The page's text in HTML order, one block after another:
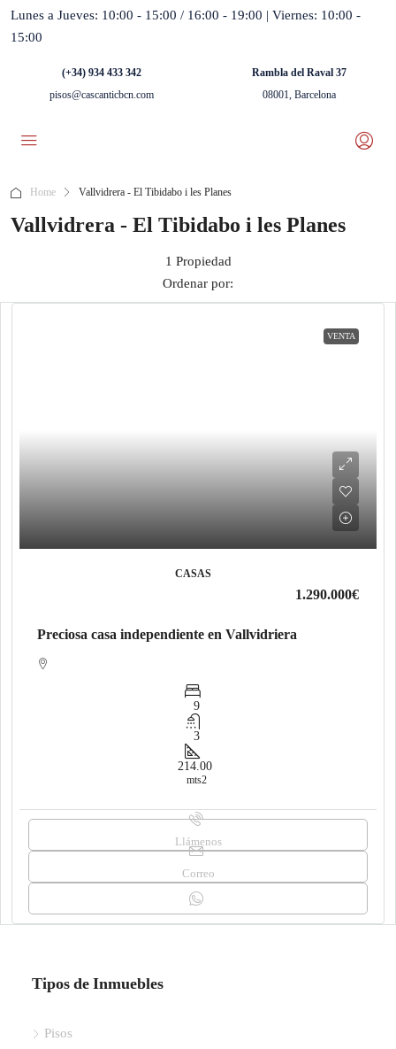
Lunes a Jueves: 10:00 - 15:00 / 16:00 - 19:00 | Viernes: 10:00 -
15:00
(+34) 934 433 342
pisos@cascanticbcn.com
Rambla del Raval 37
08001, Barcelona
Home Vallvidrera - El Tibidabo i les Planes
Vallvidrera - El Tibidabo i les Planes
1 Propiedad
Ordenar por:
VENTA
CASAS
1.290.000€
Preciosa casa independiente en Vallvidriera
9
3
214.00
mts2
Llámenos
Correo
Tipos de Inmuebles
Pisos